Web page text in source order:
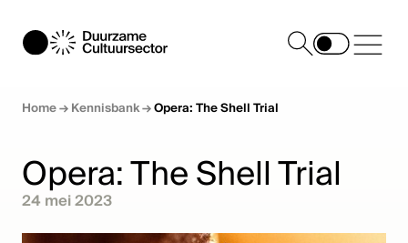
Home→Kennisbank→Opera: The Shell Trial
Opera: The Shell Trial
24 mei 2023